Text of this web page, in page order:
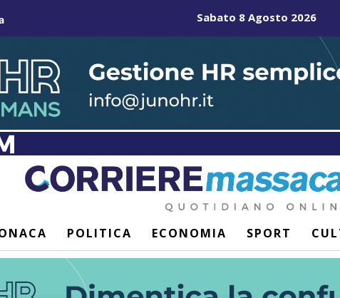
Sabato 8 Agosto 2026
POLITICA ECONOMIA SPORT